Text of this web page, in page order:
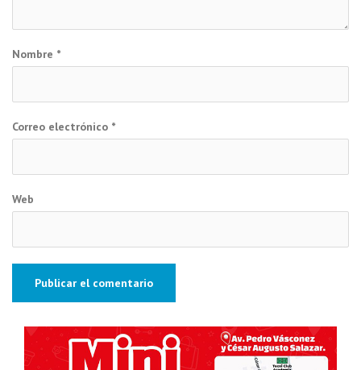
Nombre *
Correo electrónico *
Web